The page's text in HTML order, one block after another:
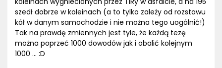
szedł dobrze w koleinach (a to tylko zależy od rozstawu
kół w danym samochodzie i nie można tego uogólnić!)
Tak na prawdę zmiennych jest tyle, że każdą tezę
można poprzeć 1000 dowodów jak i obalić kolejnym
1000 ... :D